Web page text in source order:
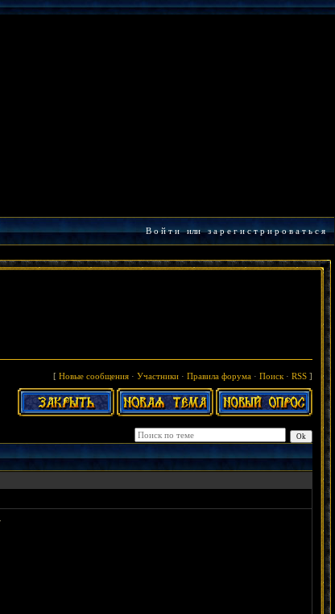
В о й т иилиз а р е г и с т р и р о в а т ь с я
[ Новые сообщения · Участники · Правила форума · Поиск · RSS ]